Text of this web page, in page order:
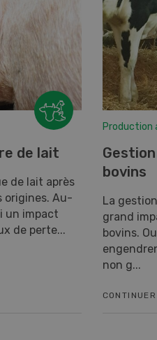
de lait
de lait après
origines. Au-
un impact
de perte...
Production
bovins
La
grand
bovins.
non g...